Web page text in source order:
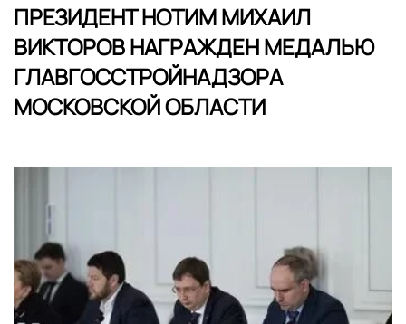
ПРЕЗИДЕНТ НОТИМ МИХАИЛ
ВИКТОРОВ НАГРАЖДЕН МЕДАЛЬЮ
ГЛАВГОССТРОЙНАДЗОРА
МОСКОВСКОЙ ОБЛАСТИ